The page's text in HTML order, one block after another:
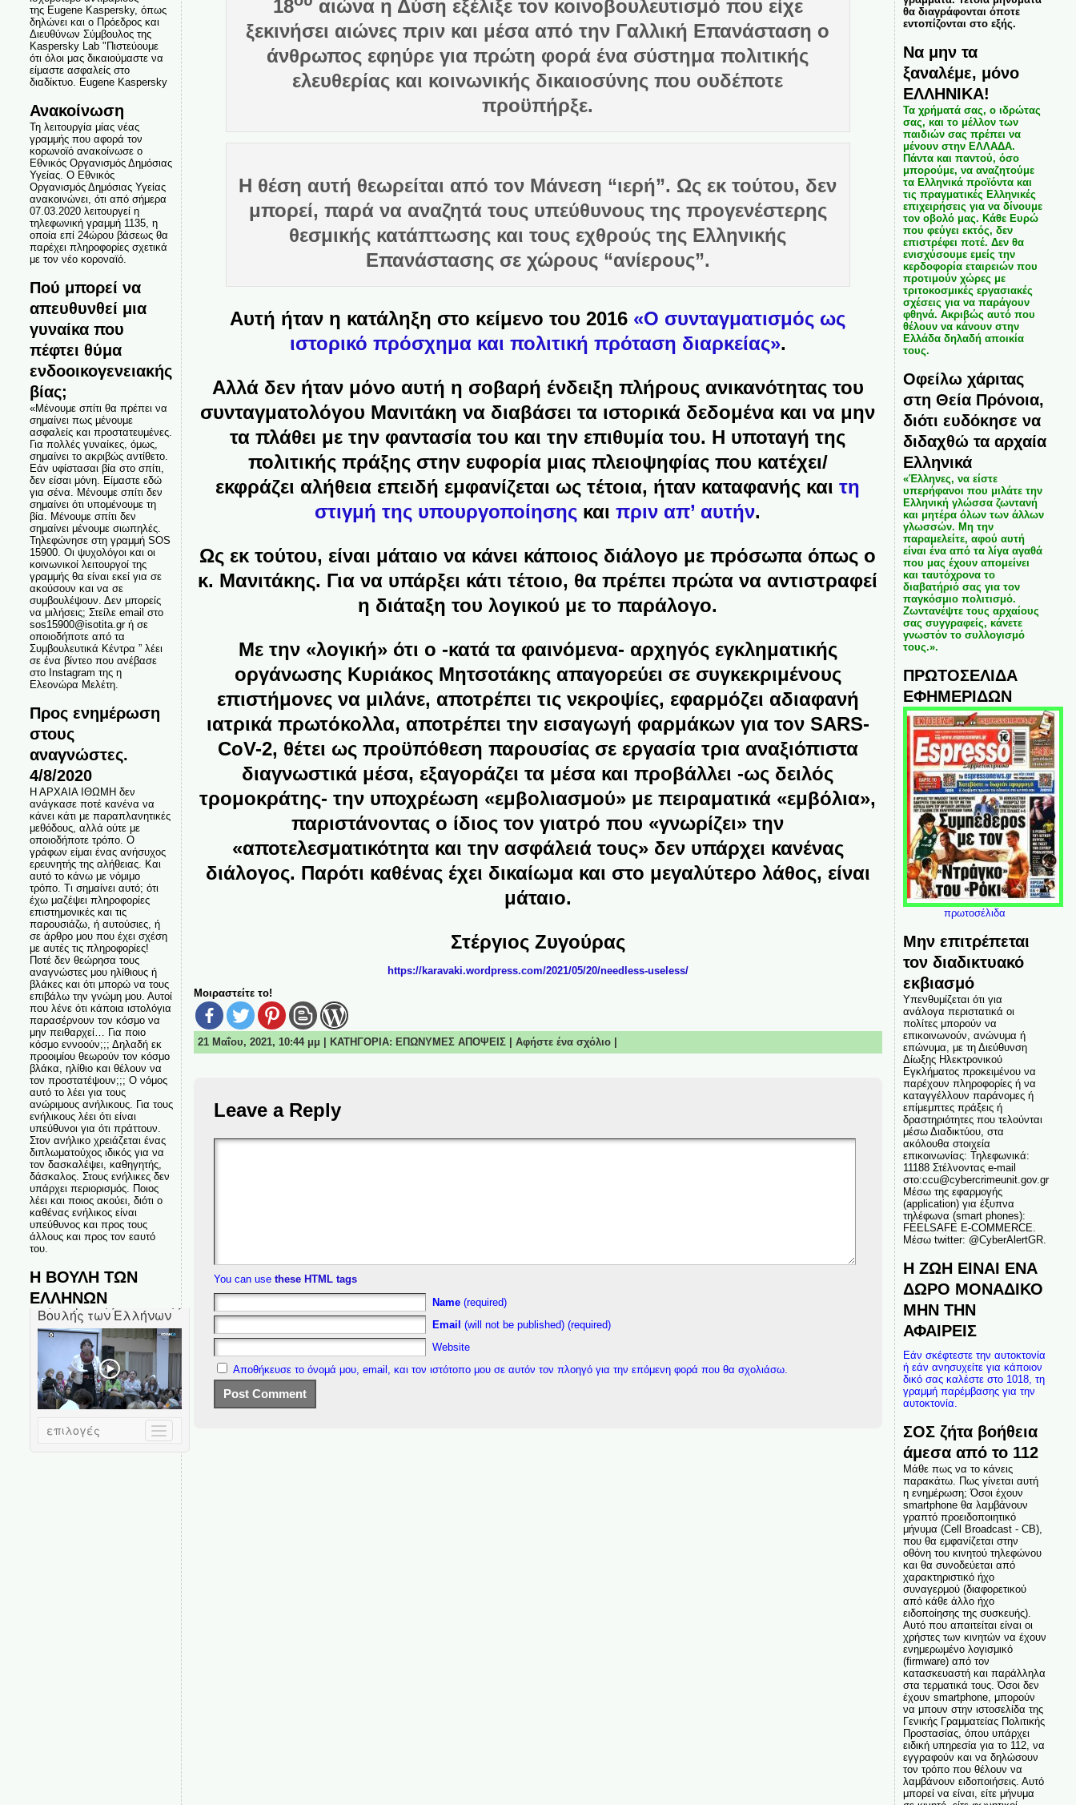
της Eugene Kaspersky, όπως
δηλώνει και ο Πρόεδρος και
Διευθύνων Σύμβουλος της
Kaspersky Lab "Πιστεύουμε
ότι όλοι μας δικαιούμαστε να
είμαστε ασφαλείς στο
διαδίκτυο. Eugene Kaspersky
Ανακοίνωση
Τη λειτουργία μίας νέας
γραμμής που αφορά τον
κορωνοϊό ανακοίνωσε ο
Εθνικός Οργανισμός Δημόσιας
Υγείας. Ο Εθνικός
Οργανισμός Δημόσιας Υγείας
ανακοινώνει, ότι από σήμερα
07.03.2020 λειτουργεί η
τηλεφωνική γραμμή 1135, η
οποία επί 24ώρου βάσεως θα
παρέχει πληροφορίες σχετικά
με τον νέο κοροναϊό.
Πού μπορεί να
απευθυνθεί μια
γυναίκα που
πέφτει θύμα
ενδοοικογενειακής
βίας;
«Μένουμε σπίτι θα πρέπει να
σημαίνει πως μένουμε
ασφαλείς και προστατευμένες.
Για πολλές γυναίκες, όμως,
σημαίνει το ακριβώς αντίθετο.
Εάν υφίστασαι βία στο σπίτι,
δεν είσαι μόνη. Είμαστε εδώ
για σένα. Μένουμε σπίτι δεν
σημαίνει ότι υπομένουμε τη
βία. Μένουμε σπίτι δεν
σημαίνει μένουμε σιωπηλές.
Τηλεφώνησε στη γραμμή SOS
15900. Οι ψυχολόγοι και οι
κοινωνικοί λειτουργοί της
γραμμής θα είναι εκεί για σε
ακούσουν και να σε
συμβουλέψουν. Δεν μπορείς
να μιλήσεις; Στείλε email στο
sos15900@isotita.gr ή σε
οποιοδήποτε από τα
Συμβουλευτικά Κέντρα ” λέει
σε ένα βίντεο που ανέβασε
στο Instagram της η
Ελεονώρα Μελέτη.
Προς ενημέρωση
στους
αναγνώστες.
4/8/2020
Η ΑΡΧΑΙΑ ΙΘΩΜΗ δεν
ανάγκασε ποτέ κανένα να
κάνει κάτι με παραπλανητικές
μεθόδους, αλλά ούτε με
οποιοδήποτε τρόπο. Ο
γράφων είμαι ένας ανήσυχος
ερευνητής της αλήθειας. Και
αυτό το κάνω με νόμιμο
τρόπο. Τι σημαίνει αυτό; ότι
έχω μαζέψει πληροφορίες
επιστημονικές και τις
παρουσιάζω, ή αυτούσιες, ή
σε άρθρο μου που έχει σχέση
με αυτές τις πληροφορίες!
Ποτέ δεν θεώρησα τους
αναγνώστες μου ηλίθιους ή
βλάκες και ότι μπορώ να τους
επιβάλω την γνώμη μου. Αυτοί
που λένε ότι κάποια ιστολόγια
παρασέρνουν τον κόσμο να
μην πειθαρχεί… Για ποιο
κόσμο εννοούν;;; Δηλαδή εκ
προοιμίου θεωρούν τον κόσμο
βλάκα, ηλίθιο και θέλουν να
τον προστατέψουν;;; Ο νόμος
αυτό το λέει για τους
ανώριμους ανήλικους. Για τους
ενήλικους λέει ότι είναι
υπεύθυνοι για ότι πράττουν.
Στον ανήλικο χρειάζεται ένας
διπλωματούχος ιδικός για να
τον δασκαλέψει, καθηγητής,
δάσκαλος. Στους ενήλικες δεν
υπάρχει περιορισμός. Ποιος
λέει και ποιος ακούει, διότι ο
καθένας ενήλικος είναι
υπεύθυνος και προς τους
άλλους και προς τον εαυτό
του.
Η ΒΟΥΛΗ ΤΩΝ
ΕΛΛΗΝΩΝ
18
αιώνα η Δύση εξέλιξε τον κοινοβουλευτισμό που είχε
ξεκινήσει αιώνες πριν και μέσα από την Γαλλική Επανάσταση ο
άνθρωπος εφηύρε για πρώτη φορά ένα σύστημα πολιτικής
ελευθερίας και κοινωνικής δικαιοσύνης που ουδέποτε
προϋπήρξε.
Η θέση αυτή θεωρείται από τον Μάνεση “ιερή”. Ως εκ τούτου, δεν
μπορεί, παρά να αναζητά τους υπεύθυνους της προγενέστερης
θεσμικής κατάπτωσης και τους εχθρούς της Ελληνικής
Επανάστασης σε χώρους “ανίερους”.
Αυτή ήταν η κατάληξη στο κείμενο του 2016 «Ο συνταγματισμός ως
ιστορικό πρόσχημα και πολιτική πρόταση διαρκείας».
Αλλά δεν ήταν μόνο αυτή η σοβαρή ένδειξη πλήρους ανικανότητας του
συνταγματολόγου Μανιτάκη να διαβάσει τα ιστορικά δεδομένα και να μην
τα πλάθει με την φαντασία του και την επιθυμία του. Η υποταγή της
πολιτικής πράξης στην ευφορία μιας πλειοψηφίας που κατέχει/
εκφράζει αλήθεια επειδή εμφανίζεται ως τέτοια, ήταν καταφανής καιτη
στιγμή της υπουργοποίησης καιπριν απ’ αυτήν.
Ως εκ τούτου, είναι μάταιο να κάνει κάποιος διάλογο με πρόσωπα όπως ο
κ. Μανιτάκης. Για να υπάρξει κάτι τέτοιο, θα πρέπει πρώτα να αντιστραφεί
η διάταξη του λογικού με το παράλογο.
Με την «λογική» ότι ο -κατά τα φαινόμενα- αρχηγός εγκληματικής
οργάνωσης Κυριάκος Μητσοτάκης απαγορεύει σε συγκεκριμένους
επιστήμονες να μιλάνε, αποτρέπει τις νεκροψίες, εφαρμόζει αδιαφανή
ιατρικά πρωτόκολλα, αποτρέπει την εισαγωγή φαρμάκων για τον SARS-
CoV-2, θέτει ως προϋπόθεση παρουσίας σε εργασία τρια αναξιόπιστα
διαγνωστικά μέσα, εξαγοράζει τα μέσα και προβάλλει -ως δειλός
τρομοκράτης- την υποχρέωση «εμβολιασμού» με πειραματικά «εμβόλια»,
παριστάνοντας ο ίδιος τον γιατρό που «γνωρίζει» την
«αποτελεσματικότητα και την ασφάλειά τους» δεν υπάρχει κανένας
διάλογος. Παρότι καθένας έχει δικαίωμα και στο μεγαλύτερο λάθος, είναι
μάταιο.
Στέργιος Ζυγούρας
https://karavaki.wordpress.com/2021/05/20/needless-useless/
Μοιραστείτε το!
21 Μαΐου, 2021, 10:44 μμ | ΚΑΤΗΓΟΡΙΑ: ΕΠΩΝΥΜΕΣ ΑΠΟΨΕΙΣ| Αφήστε ένα σχόλιο|
Leave a Reply
You can use these HTML tags
Name (required)
Email (will not be published) (required)
Website
Αποθήκευσε το όνομά μου, email, και τον ιστότοπο μου σε αυτόν τον πλοηγό για την επόμενη φορά που θα σχολιάσω.
θα διαγράφονται όποτε
εντοπίζονται στο εξής.
Να μην τα
ξαναλέμε, μόνο
ΕΛΛΗΝΙΚΑ!
Τα χρήματά σας, ο ιδρώτας
σας, και το μέλλον των
παιδιών σας πρέπει να
μένουν στην ΕΛΛΑΔΑ.
Πάντα και παντού, όσο
μπορούμε, να αναζητούμε
τα Ελληνικά προϊόντα και
τις πραγματικές Ελληνικές
επιχειρήσεις για να δίνουμε
τον οβολό μας. Κάθε Ευρώ
που φεύγει εκτός, δεν
επιστρέφει ποτέ. Δεν θα
ενισχύσουμε εμείς την
κερδοφορία εταιρειών που
προτιμούν χώρες με
τριτοκοσμικές εργασιακές
σχέσεις για να παράγουν
φθηνά. Ακριβώς αυτό που
θέλουν να κάνουν στην
Ελλάδα δηλαδή αποικία
τους.
Οφείλω χάριτας
στη Θεία Πρόνοια,
διότι ευδόκησε να
διδαχθώ τα αρχαία
Ελληνικά
«Έλληνες, να είστε
υπερήφανοι που μιλάτε την
Ελληνική γλώσσα ζωντανή
και μητέρα όλων των άλλων
γλωσσών. Μη την
παραμελείτε, αφού αυτή
είναι ένα από τα λίγα αγαθά
που μας έχουν απομείνει
και ταυτόχρονα το
διαβατήριό σας για τον
παγκόσμιο πολιτισμό.
Ζωντανέψτε τους αρχαίους
σας συγγραφείς, κάνετε
γνωστόν το συλλογισμό
τους.».
ΠΡΩΤΟΣΕΛΙΔΑ
ΕΦΗΜΕΡΙΔΩΝ
πρωτοσέλιδα
Μην επιτρέπεται
τον διαδικτυακό
εκβιασμό
Υπενθυμίζεται ότι για
ανάλογα περιστατικά οι
πολίτες μπορούν να
επικοινωνούν, ανώνυμα ή
επώνυμα, με τη Διεύθυνση
Δίωξης Ηλεκτρονικού
Εγκλήματος προκειμένου να
παρέχουν πληροφορίες ή να
καταγγέλλουν παράνομες ή
επίμεμπτες πράξεις ή
δραστηριότητες που τελούνται
μέσω Διαδικτύου, στα
ακόλουθα στοιχεία
επικοινωνίας: Τηλεφωνικά:
11188 Στέλνοντας e-mail
στο:ccu@cybercrimeunit.gov.gr
Μέσω της εφαρμογής
(application) για έξυπνα
τηλέφωνα (smart phones):
FEELSAFE E-COMMERCE.
Μέσω twitter: @CyberAlertGR.
Η ΖΩΗ ΕΙΝΑΙ ΕΝΑ
ΔΩΡΟ ΜΟΝΑΔΙΚΟ
ΜΗΝ ΤΗΝ
ΑΦΑΙΡΕΙΣ
Εάν σκέφτεστε την αυτοκτονία
ή εάν ανησυχείτε για κάποιον
δικό σας καλέστε στο 1018, τη
γραμμή παρέμβασης για την
αυτοκτονία.
ΣΟΣ ζήτα βοήθεια
άμεσα από το 112
Μάθε πως να το κάνεις
παρακάτω. Πως γίνεται αυτή
η ενημέρωση; Όσοι έχουν
smartphone θα λαμβάνουν
γραπτό προειδοποιητικό
μήνυμα (Cell Broadcast - CB),
που θα εμφανίζεται στην
οθόνη του κινητού τηλεφώνου
και θα συνοδεύεται από
χαρακτηριστικό ήχο
συναγερμού (διαφορετικού
από κάθε άλλο ήχο
ειδοποίησης της συσκευής).
Αυτό που απαιτείται είναι οι
χρήστες των κινητών να έχουν
ενημερωμένο λογισμικό
(firmware) από τον
κατασκευαστή και παράλληλα
στα τερματικά τους. Όσοι δεν
έχουν smartphone, μπορούν
να μπουν στην ιστοσελίδα της
Γενικής Γραμματείας Πολιτικής
Προστασίας, όπου υπάρχει
ειδική υπηρεσία για το 112, να
εγγραφούν και να δηλώσουν
τον τρόπο που θέλουν να
λαμβάνουν ειδοποιήσεις. Αυτό
μπορεί να είναι, είτε μήνυμα